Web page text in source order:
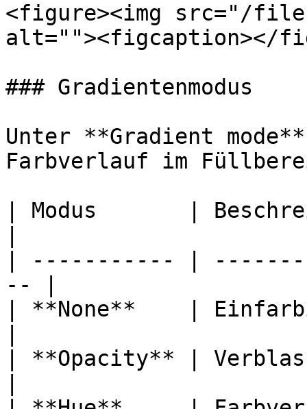
<figure><img src="/files/
alt=""><figcaption></
### Gradientenmodus
Unter **Gradient
Farbverlauf im
| Modus       |
| ----------- |
-- |
| **None**    |
| **Opacity** |